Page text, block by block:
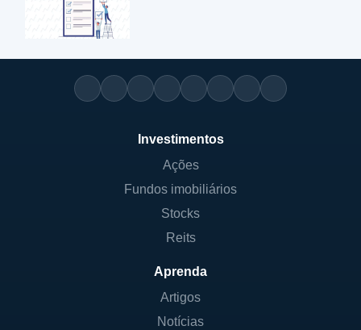
Investimentos
Ações
Fundos imobiliários
Stocks
Reits
Aprenda
Artigos
Notícias